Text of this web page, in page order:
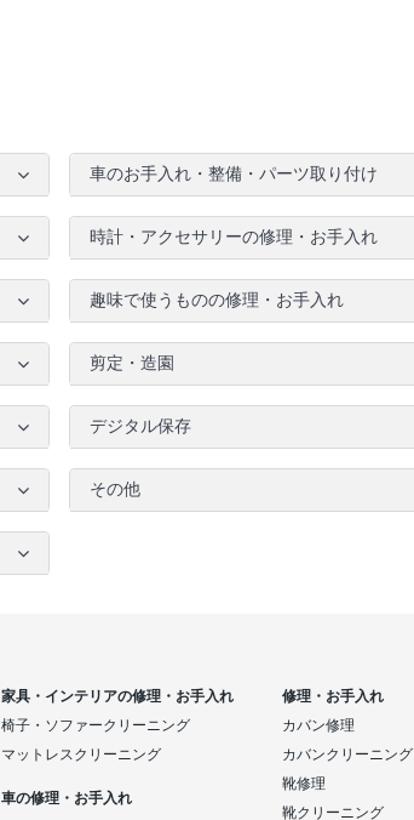
車のお手入れ・整備・パーツ取り付け
時計・アクセサリーの修理・お手入れ
趣味で使うものの修理・お手入れ
剪定・造園
デジタル保存
その他
家具・インテリアの修理・お手入れ
椅子・ソファークリーニング
マットレスクリーニング
車の修理・お手入れ
修理・お手入れ
カバン修理
カバンクリーニング
靴修理
靴クリーニング